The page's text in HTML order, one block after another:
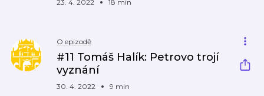
23. 4. 2022 18 min
O epizodě
#11 Tomáš Halík: Petrovo trojí
vyznání
30. 4. 2022 9 min